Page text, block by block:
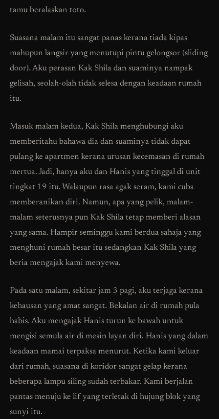
tamu beralaskan toto.
Suasana malam itu sangat panas kerana tiada kipas
mahupun langsir yang menutupi pintu gelongsor (sliding
door). Aku perasan Kak Shila dan suaminya nampak
gelisah, seolah-olah tidak selesa dengan keadaan rumah
itu.
Masuk malam kedua, Kak Shila menghubungi aku
memberitahu bahawa dia dan suaminya tidak dapat
pulang ke apartmen kerana urusan kecemasan di rumah
mertua. Jadi, hanya aku dan Hanis yang tinggal di unit
tingkat 19 itu. Walaupun rasa agak seram, kami cuba
memberanikan diri. Namun, apa yang pelik, malam-
malam seterusnya pun Kak Shila tetap memberi alasan
yang sama. Hampir seminggu kami berdua sahaja yang
menghuni rumah besar itu sedangkan Kak Shila yang
beria mengajak kami menyewa.
Pada satu malam, sekitar jam 3 pagi, aku terjaga kerana
kehausan yang amat sangat. Bekalan air di rumah pula
habis. Aku mengajak Hanis turun ke bawah untuk
mengisi semula air di mesin layan diri. Hanis yang dalam
keadaan mamai terpaksa menurut. Ketika kami keluar
dari rumah, suasana di koridor sangat gelap kerana
beberapa lampu siling sudah terbakar. Kami berjalan
pantas menuju ke lif yang terletak di hujung blok yang
sunyi itu.